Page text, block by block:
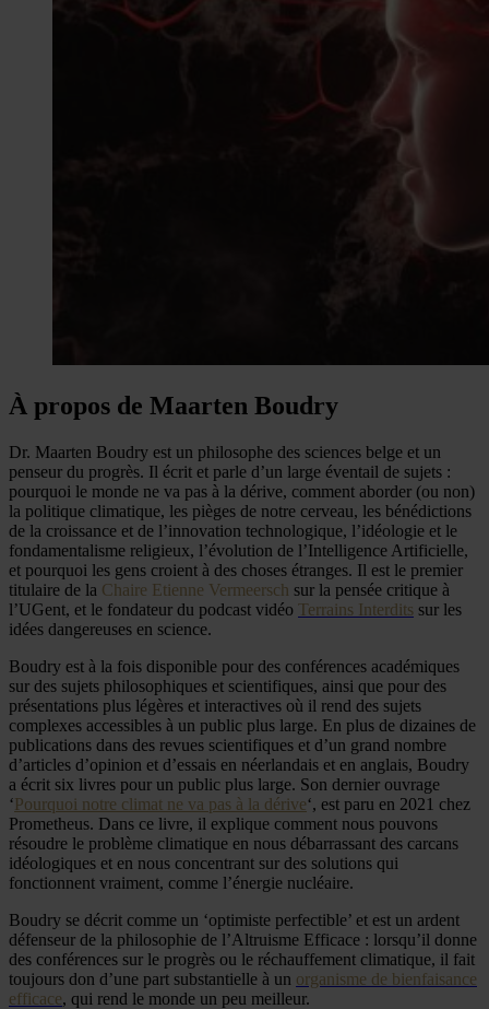
À propos de Maarten Boudry
Dr. Maarten Boudry est un philosophe des sciences belge et un
penseur du progrès. Il écrit et parle d’un large éventail de sujets :
pourquoi le monde ne va pas à la dérive, comment aborder (ou non)
la politique climatique, les pièges de notre cerveau, les bénédictions
de la croissance et de l’innovation technologique, l’idéologie et le
fondamentalisme religieux, l’évolution de l’Intelligence Artificielle,
et pourquoi les gens croient à des choses étranges. Il est le premier
titulaire de la Chaire Etienne Vermeersch sur la pensée critique à
l’UGent, et le fondateur du podcast vidéo Terrains Interdits sur les
idées dangereuses en science.
Boudry est à la fois disponible pour des conférences académiques
sur des sujets philosophiques et scientifiques, ainsi que pour des
présentations plus légères et interactives où il rend des sujets
complexes accessibles à un public plus large. En plus de dizaines de
publications dans des revues scientifiques et d’un grand nombre
d’articles d’opinion et d’essais en néerlandais et en anglais, Boudry
a écrit six livres pour un public plus large. Son dernier ouvrage
‘Pourquoi notre climat ne va pas à la dérive‘, est paru en 2021 chez
Prometheus. Dans ce livre, il explique comment nous pouvons
résoudre le problème climatique en nous débarrassant des carcans
idéologiques et en nous concentrant sur des solutions qui
fonctionnent vraiment, comme l’énergie nucléaire.
Boudry se décrit comme un ‘optimiste perfectible’ et est un ardent
défenseur de la philosophie de l’Altruisme Efficace : lorsqu’il donne
des conférences sur le progrès ou le réchauffement climatique, il fait
toujours don d’une part substantielle à un organisme de bienfaisance
efficace, qui rend le monde un peu meilleur.